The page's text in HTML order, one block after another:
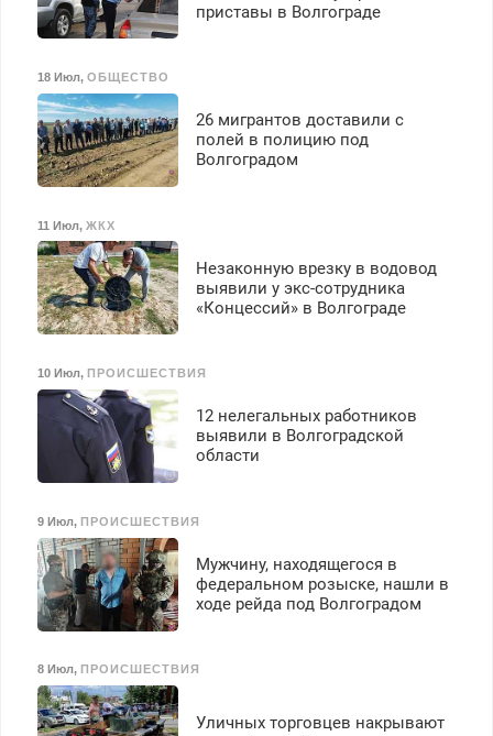
приставы в Волгограде
18 Июл, ОБЩЕСТВО
26 мигрантов доставили с
полей в полицию под
Волгоградом
11 Июл, ЖКХ
Незаконную врезку в водовод
выявили у экс-сотрудника
«Концессий» в Волгограде
10 Июл, ПРОИСШЕСТВИЯ
12 нелегальных работников
выявили в Волгоградской
области
9 Июл, ПРОИСШЕСТВИЯ
Мужчину, находящегося в
федеральном розыске, нашли в
ходе рейда под Волгоградом
8 Июл, ПРОИСШЕСТВИЯ
Уличных торговцев накрывают